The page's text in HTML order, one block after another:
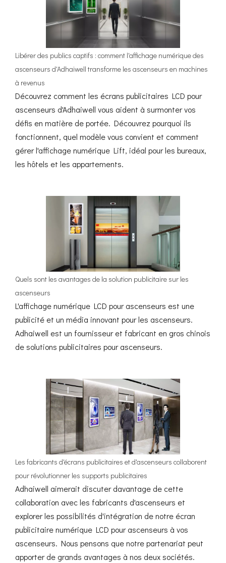
Libérer des publics captifs : comment l'affichage numérique des
ascenseurs d'Adhaiwell transforme les ascenseurs en machines
à revenus
Découvrez comment les écrans publicitaires LCD pour
ascenseurs d'Adhaiwell vous aident à surmonter vos
défis en matière de portée. Découvrez pourquoi ils
fonctionnent, quel modèle vous convient et comment
gérer l'affichage numérique Lift, idéal pour les bureaux,
les hôtels et les appartements.
Quels sont les avantages de la solution publicitaire sur les
ascenseurs
L'affichage numérique LCD pour ascenseurs est une
publicité et un média innovant pour les ascenseurs.
Adhaiwell est un fournisseur et fabricant en gros chinois
de solutions publicitaires pour ascenseurs.
Les fabricants d'écrans publicitaires et d'ascenseurs collaborent
pour révolutionner les supports publicitaires
Adhaiwell aimerait discuter davantage de cette
collaboration avec les fabricants d'ascenseurs et
explorer les possibilités d'intégration de notre écran
publicitaire numérique LCD pour ascenseurs à vos
ascenseurs. Nous pensons que notre partenariat peut
apporter de grands avantages à nos deux sociétés.